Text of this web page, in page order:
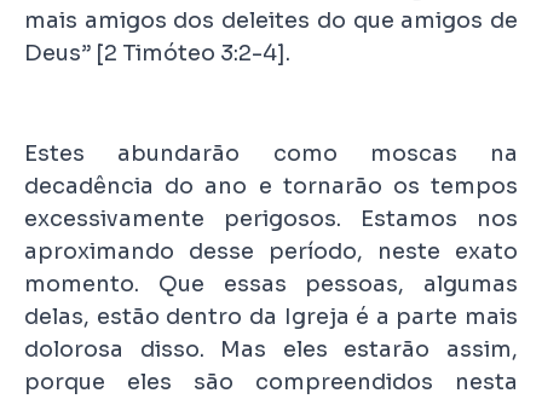
mais amigos dos deleites do que amigos de
Deus” [2 Timóteo 3:2-4].
Estes abundarão como moscas na
decadência do ano e tornarão os tempos
excessivamente perigosos. Estamos nos
aproximando desse período, neste exato
momento. Que essas pessoas, algumas
delas, estão dentro da Igreja é a parte mais
dolorosa disso. Mas eles estarão assim,
porque eles são compreendidos nesta